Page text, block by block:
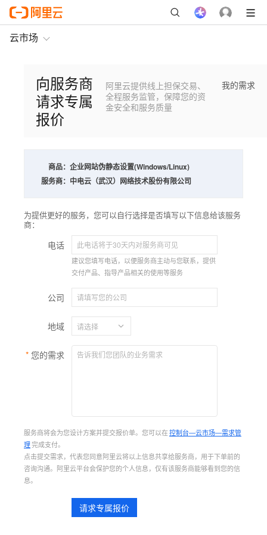
云市场
向服务商
请求专属
报价
阿里云提供线上担保交易、
全程服务监管，保障您的资
金安全和服务质量
我的需求
商品： 企业网站伪静态设置(Windows/Linux)
服务商： 中电云（武汉）网络技术股份有限公司
为提供更好的服务，您可以自行选择是否填写以下信息给该服务
商：
电话
建议您填写电话，以便服务商主动与您联系，提供
交付产品、指导产品相关的使用等服务
公司
地域
您的需求
服务商将会为您设计方案并提交报价单。您可以在控制台—云市场—需求管
理完成支付。
点击提交需求，代表您同意阿里云将以上信息共享给服务商，用于下单前的
咨询沟通。阿里云平台会保护您的个人信息，仅有该服务商能够看到您的信
息。
请求专属报价